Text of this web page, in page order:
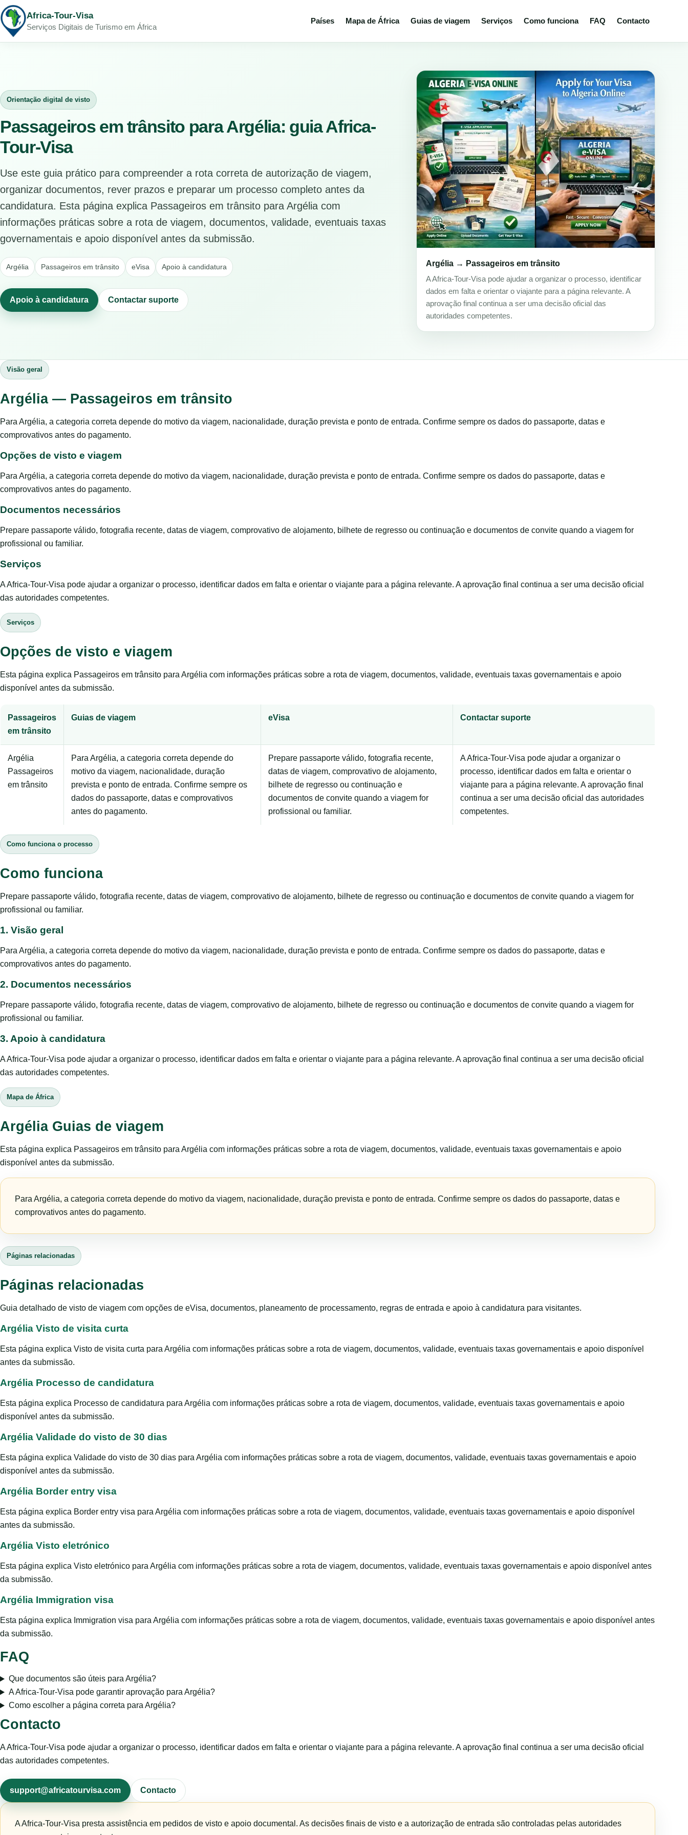
Africa-Tour-Visa
Serviços Digitais de Turismo em África
Países Mapa de África Guias de viagem Serviços Como funciona FAQ Contacto
Orientação digital de visto
Passageiros em trânsito para Argélia: guia Africa-
Tour-Visa
Use este guia prático para compreender a rota correta de autorização de viagem,
organizar documentos, rever prazos e preparar um processo completo antes da
candidatura. Esta página explica Passageiros em trânsito para Argélia com
informações práticas sobre a rota de viagem, documentos, validade, eventuais taxas
governamentais e apoio disponível antes da submissão.
Argélia Passageiros em trânsito eVisa Apoio à candidatura
Apoio à candidatura Contactar suporte
Argélia → Passageiros em trânsito
A Africa-Tour-Visa pode ajudar a organizar o processo, identificar
dados em falta e orientar o viajante para a página relevante. A
aprovação final continua a ser uma decisão oficial das
autoridades competentes.
Visão geral
Argélia — Passageiros em trânsito
Para Argélia, a categoria correta depende do motivo da viagem, nacionalidade, duração prevista e ponto de entrada. Confirme sempre os dados do passaporte, datas e
comprovativos antes do pagamento.
Opções de visto e viagem
Para Argélia, a categoria correta depende do motivo da viagem, nacionalidade, duração prevista e ponto de entrada. Confirme sempre os dados do passaporte, datas e
comprovativos antes do pagamento.
Documentos necessários
Prepare passaporte válido, fotografia recente, datas de viagem, comprovativo de alojamento, bilhete de regresso ou continuação e documentos de convite quando a viagem for
profissional ou familiar.
Serviços
A Africa-Tour-Visa pode ajudar a organizar o processo, identificar dados em falta e orientar o viajante para a página relevante. A aprovação final continua a ser uma decisão oficial
das autoridades competentes.
Serviços
Opções de visto e viagem
Esta página explica Passageiros em trânsito para Argélia com informações práticas sobre a rota de viagem, documentos, validade, eventuais taxas governamentais e apoio
disponível antes da submissão.
Passageiros
em trânsito
Guias de viagem eVisa Contactar suporte
Argélia
Passageiros
em trânsito
Para Argélia, a categoria correta depende do
motivo da viagem, nacionalidade, duração
prevista e ponto de entrada. Confirme sempre os
dados do passaporte, datas e comprovativos
antes do pagamento.
Prepare passaporte válido, fotografia recente,
datas de viagem, comprovativo de alojamento,
bilhete de regresso ou continuação e
documentos de convite quando a viagem for
profissional ou familiar.
A Africa-Tour-Visa pode ajudar a organizar o
processo, identificar dados em falta e orientar o
viajante para a página relevante. A aprovação final
continua a ser uma decisão oficial das autoridades
competentes.
Como funciona o processo
Como funciona
Prepare passaporte válido, fotografia recente, datas de viagem, comprovativo de alojamento, bilhete de regresso ou continuação e documentos de convite quando a viagem for
profissional ou familiar.
1. Visão geral
Para Argélia, a categoria correta depende do motivo da viagem, nacionalidade, duração prevista e ponto de entrada. Confirme sempre os dados do passaporte, datas e
comprovativos antes do pagamento.
2. Documentos necessários
Prepare passaporte válido, fotografia recente, datas de viagem, comprovativo de alojamento, bilhete de regresso ou continuação e documentos de convite quando a viagem for
profissional ou familiar.
3. Apoio à candidatura
A Africa-Tour-Visa pode ajudar a organizar o processo, identificar dados em falta e orientar o viajante para a página relevante. A aprovação final continua a ser uma decisão oficial
das autoridades competentes.
Mapa de África
Argélia Guias de viagem
Esta página explica Passageiros em trânsito para Argélia com informações práticas sobre a rota de viagem, documentos, validade, eventuais taxas governamentais e apoio
disponível antes da submissão.
Para Argélia, a categoria correta depende do motivo da viagem, nacionalidade, duração prevista e ponto de entrada. Confirme sempre os dados do passaporte, datas e
comprovativos antes do pagamento.
Páginas relacionadas
Páginas relacionadas
Guia detalhado de visto de viagem com opções de eVisa, documentos, planeamento de processamento, regras de entrada e apoio à candidatura para visitantes.
Argélia Visto de visita curta
Esta página explica Visto de visita curta para Argélia com informações práticas sobre a rota de viagem, documentos, validade, eventuais taxas governamentais e apoio disponível
antes da submissão.
Argélia Processo de candidatura
Esta página explica Processo de candidatura para Argélia com informações práticas sobre a rota de viagem, documentos, validade, eventuais taxas governamentais e apoio
disponível antes da submissão.
Argélia Validade do visto de 30 dias
Esta página explica Validade do visto de 30 dias para Argélia com informações práticas sobre a rota de viagem, documentos, validade, eventuais taxas governamentais e apoio
disponível antes da submissão.
Argélia Border entry visa
Esta página explica Border entry visa para Argélia com informações práticas sobre a rota de viagem, documentos, validade, eventuais taxas governamentais e apoio disponível
antes da submissão.
Argélia Visto eletrónico
Esta página explica Visto eletrónico para Argélia com informações práticas sobre a rota de viagem, documentos, validade, eventuais taxas governamentais e apoio disponível antes
da submissão.
Argélia Immigration visa
Esta página explica Immigration visa para Argélia com informações práticas sobre a rota de viagem, documentos, validade, eventuais taxas governamentais e apoio disponível antes
da submissão.
FAQ
Que documentos são úteis para Argélia?
A Africa-Tour-Visa pode garantir aprovação para Argélia?
Como escolher a página correta para Argélia?
Contacto
A Africa-Tour-Visa pode ajudar a organizar o processo, identificar dados em falta e orientar o viajante para a página relevante. A aprovação final continua a ser uma decisão oficial
das autoridades competentes.
support@africatourvisa.com Contacto
A Africa-Tour-Visa presta assistência em pedidos de visto e apoio documental. As decisões finais de visto e a autorização de entrada são controladas pelas autoridades